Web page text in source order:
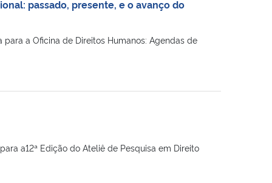
passado, presente, e o avanço do
a Oficina de Direitos Humanos: Agendas de
a12ª Edição do Ateliê de Pesquisa em Direito